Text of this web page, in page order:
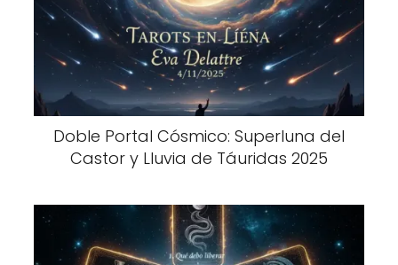
Doble Portal Cósmico: Superluna del
Castor y Lluvia de Táuridas 2025